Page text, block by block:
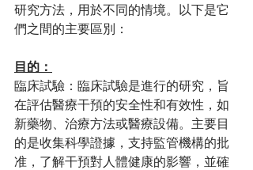
研究方法，用於不同的情境。以下是它
們之間的主要區別：
目的：
臨床試驗：臨床試驗是進行的研究，旨
在評估醫療干預的安全性和有效性，如
新藥物、治療方法或醫療設備。主要目
的是收集科學證據，支持監管機構的批
准，了解干預對人體健康的影響，並確